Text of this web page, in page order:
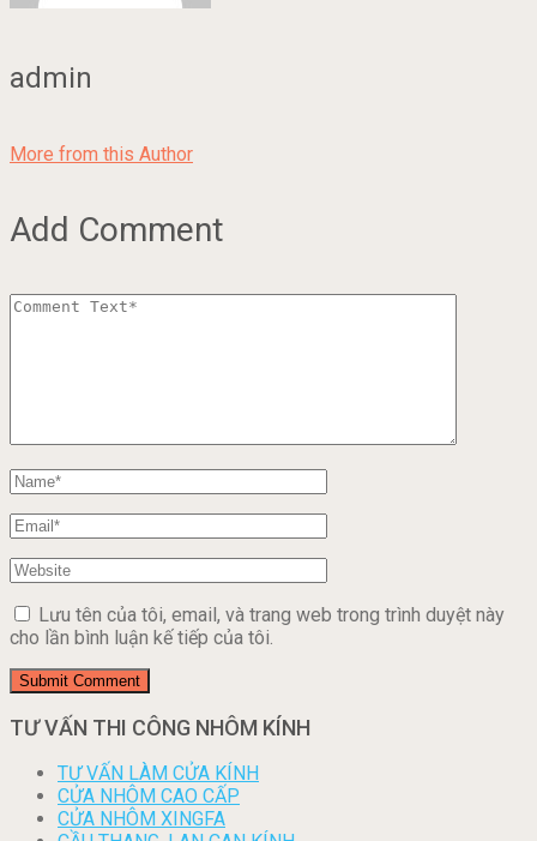
admin
More from this Author
Add Comment
Lưu tên của tôi, email, và trang web trong trình duyệt này
cho lần bình luận kế tiếp của tôi.
TƯ VẤN THI CÔNG NHÔM KÍNH
TƯ VẤN LÀM CỬA KÍNH
CỬA NHÔM CAO CẤP
CỬA NHÔM XINGFA